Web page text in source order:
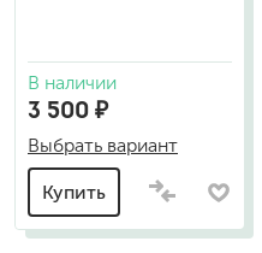
В наличии
3 500 ₽
Выбрать вариант
Купить